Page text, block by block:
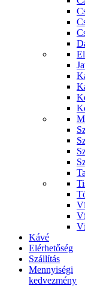
Kávé
Elérhetőség
Szállítás
Mennyiségi
kedvezmény